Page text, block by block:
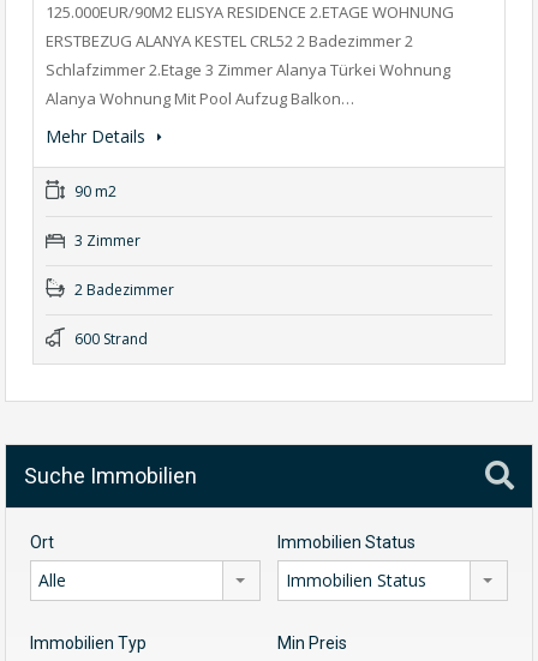
125.000EUR/90M2 ELISYA RESIDENCE 2.ETAGE WOHNUNG
ERSTBEZUG ALANYA KESTEL CRL52 2 Badezimmer 2
Schlafzimmer 2.Etage 3 Zimmer Alanya Türkei Wohnung
Alanya Wohnung Mit Pool Aufzug Balkon…
Mehr Details
90 m2
3 Zimmer
2 Badezimmer
600 Strand
Suche Immobilien
Ort
Alle
Immobilien Status
Immobilien Status
Immobilien Typ Min Preis